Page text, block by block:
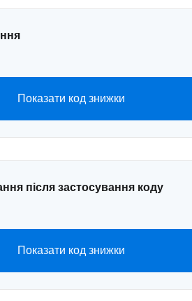
Показати код знижки
після застосування коду
Показати код знижки